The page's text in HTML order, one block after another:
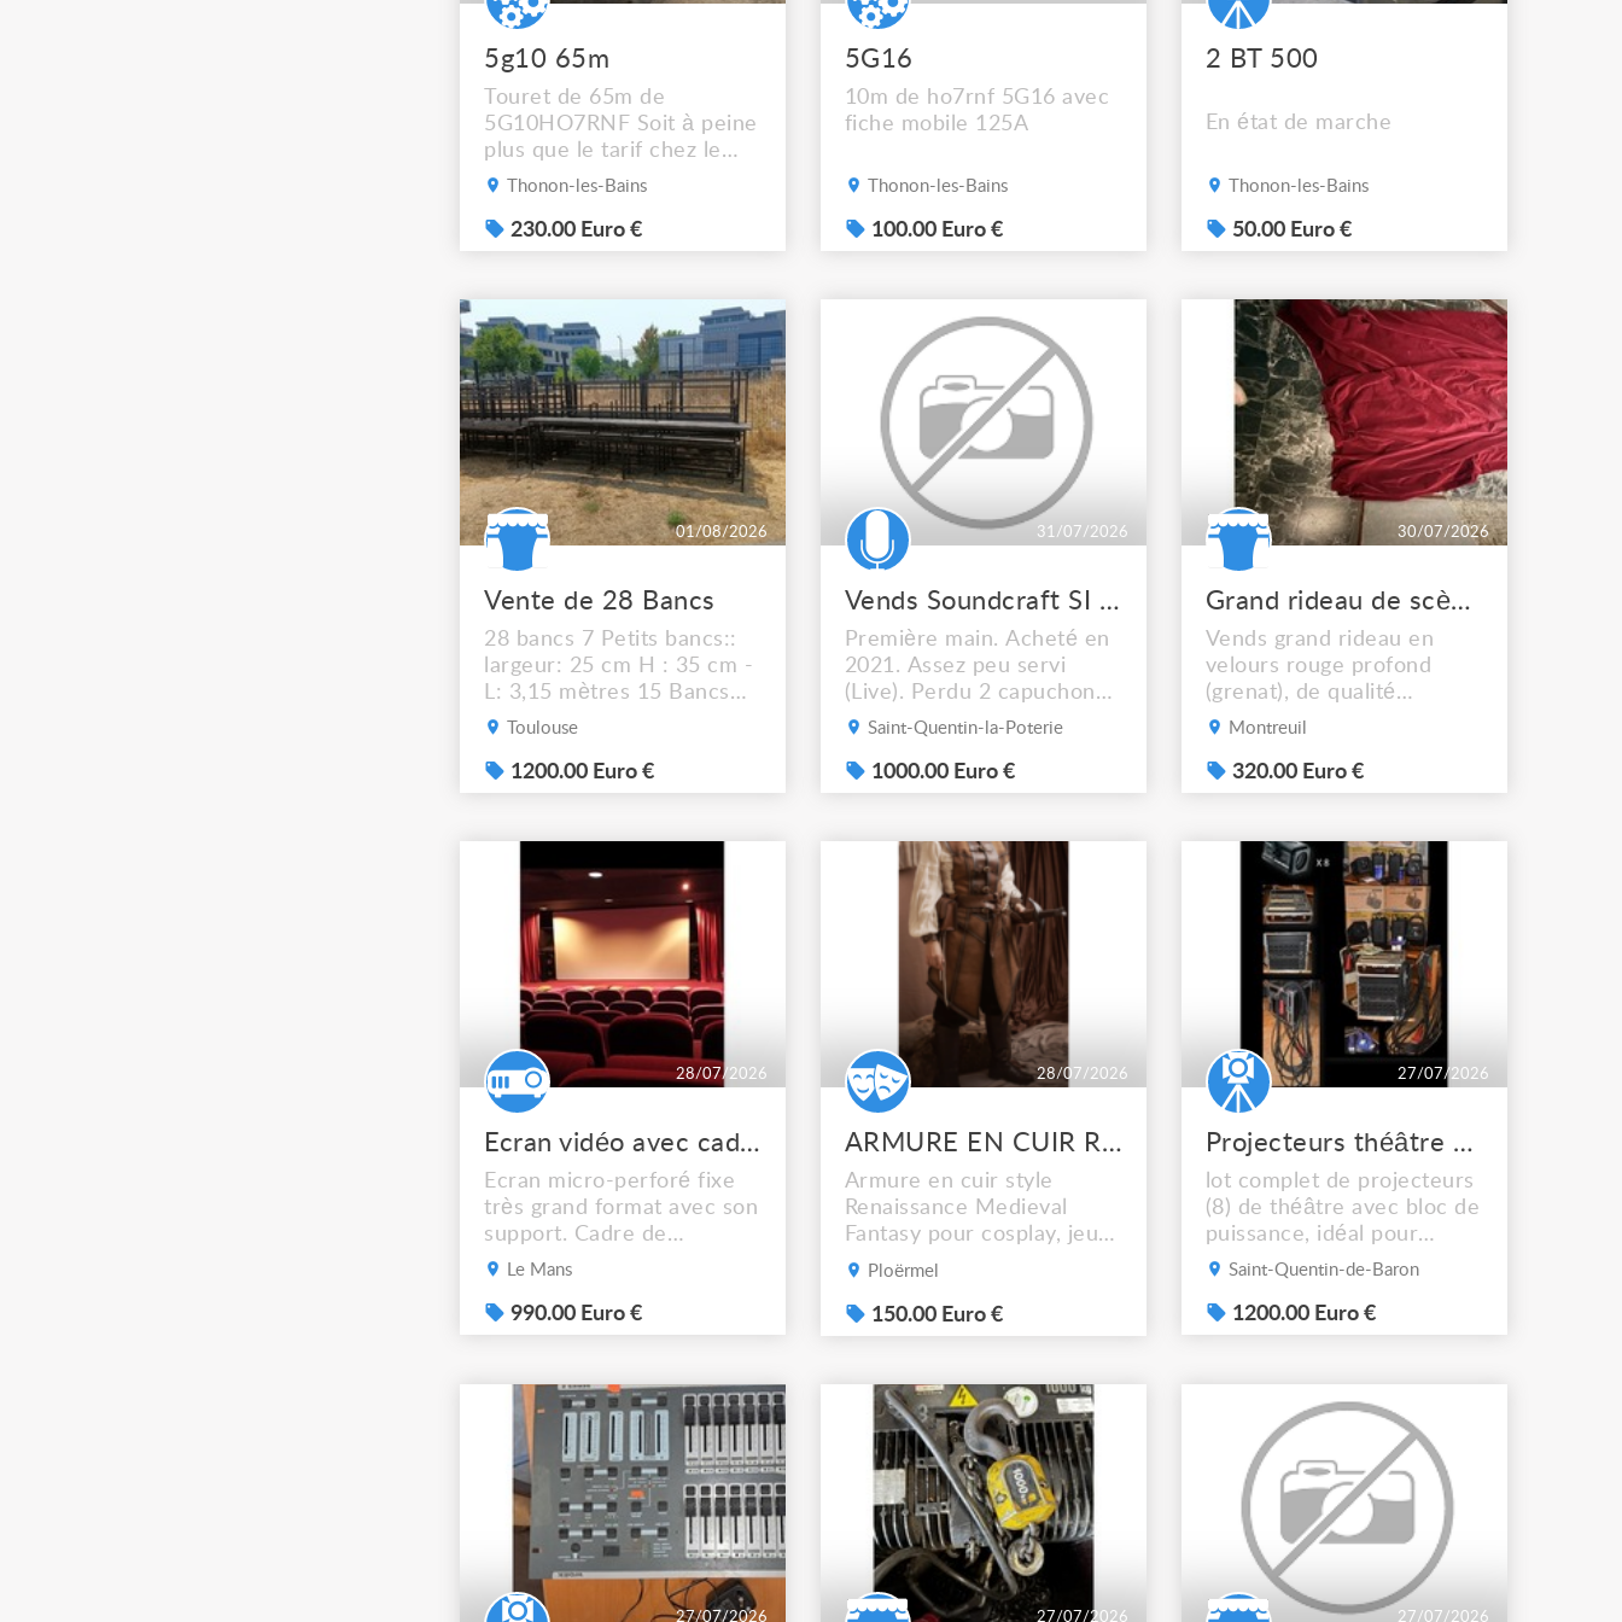
5g10 65m
Touret de 65m de
5G10HO7RNF Soit à peine
plus que le tarif chez le
récupérateur Mais
sup sur demande ça ne
passe pas sur l’annonce
Thonon-les-Bains
230.00 Euro €
5G16
10m de ho7rnf 5G16 avec
fiche mobile 125A
Thonon-les-Bains
100.00 Euro €
2 BT 500
En état de marche
Thonon-les-Bains
50.00 Euro €
01/08/2026
Vente de 28 Bancs
28 bancs 7 Petits bancs::
largeur: 25 cm H : 35 cm -
L: 3,15 mètres 15 Bancs
Moyens : Largeur: 30 cm
6 Très hauts bancs : H: 79
cm largeur 30cm L: 3,15
Toulouse
1200.00 Euro €
31/07/2026
Vends Soundcraft SI Impact
Première main. Acheté en
2021. Assez peu servi
(Live). Perdu 2 capuchons
de fader (N'empêche pas
avec Flightcase, lumière
usb. Vidéo disponible, ou
directement sur place.
Saint-Quentin-la-Poterie
1000.00 Euro €
30/07/2026
Grand rideau de scène velours rouge 280 x 6 m
Vends grand rideau en
velours rouge profond
(grenat), de qualité
professionnelle. La couleur
photos. Il provient d'un
ancien stock de matériel
Dimensions : Hauteur :
2,80 m Largeur en tête :
environ 3,60 m Développé
du tissu : près de 6 m de
Montreuil
320.00 Euro €
28/07/2026
Ecran vidéo avec cadre
Ecran micro-perforé fixe
très grand format avec son
support. Cadre de
projection 4.70 m x 2. 40
démontable. Transport à
votre charge
Le Mans
990.00 Euro €
28/07/2026
ARMURE EN CUIR RENAISSANCE MEDIEVAL FANTASY
Armure en cuir style
Renaissance Medieval
Fantasy pour cosplay, jeu
GN, fêtes médiévales
etc. Idéale pour l'escrime
artistique aussi ! fabriqué
(artisan du cuir espagnol)
Elle est composée : - d'une
partie gilet-cuirasse et, -
de 4 rajouts possibles à ...
Ploërmel
150.00 Euro €
27/07/2026
Projecteurs théâtre avec blocs de puissance
lot complet de projecteurs
(8) de théâtre avec bloc de
puissance, idéal pour
équiper une petite salle de
scénique, théâtre, Bon
état. 8 X projecteurs
(avec cartons d'origine) + 5
X lampes de rechange
1000W 1 X console Q12
Light pro...
Saint-Quentin-de-Baron
1200.00 Euro €
27/07/2026 27/07/2026 27/07/2026